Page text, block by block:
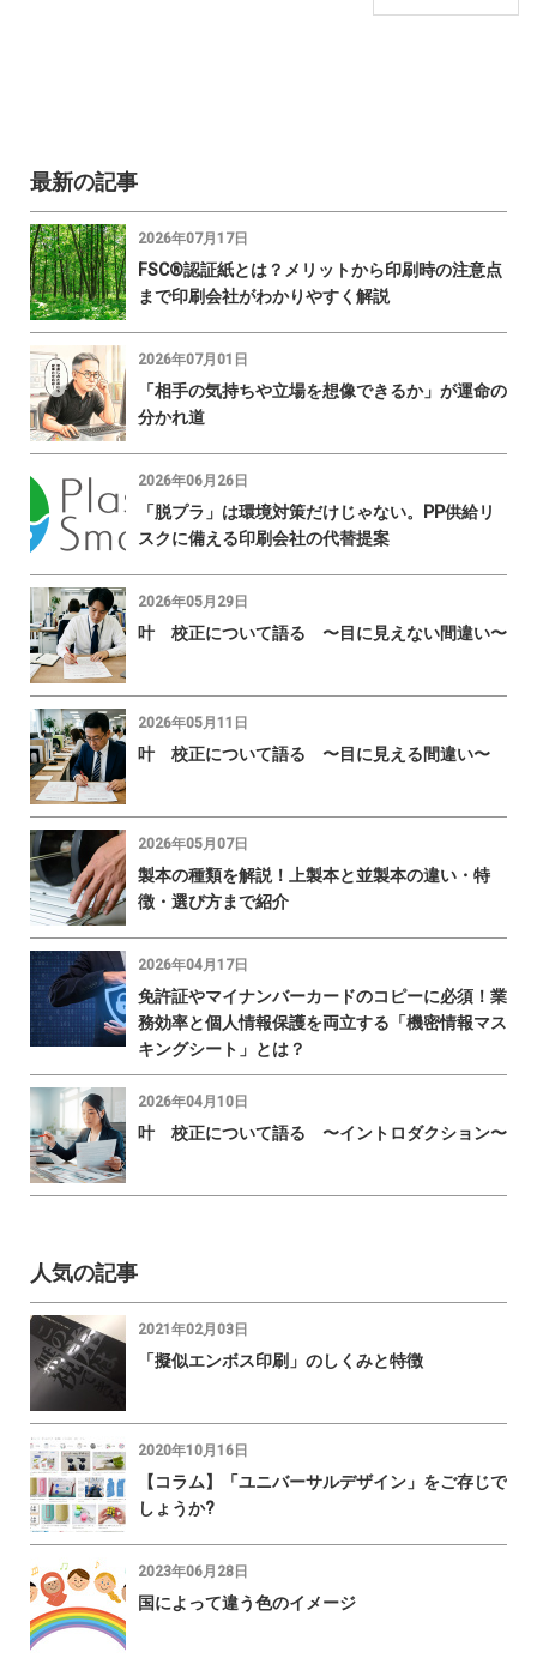
最新の記事
2026年07月17日
FSC®認証紙とは？メリットから印刷時の注意点
まで印刷会社がわかりやすく解説
2026年07月01日
「相手の気持ちや立場を想像できるか」が運命の
分かれ道
2026年06月26日
「脱プラ」は環境対策だけじゃない。PP供給リ
スクに備える印刷会社の代替提案
2026年05月29日
叶 校正について語る 〜目に見えない間違い〜
2026年05月11日
叶 校正について語る 〜目に見える間違い〜
2026年05月07日
製本の種類を解説！上製本と並製本の違い・特
徴・選び方まで紹介
2026年04月17日
免許証やマイナンバーカードのコピーに必須！業
務効率と個人情報保護を両立する「機密情報マス
キングシート」とは？
2026年04月10日
叶 校正について語る 〜イントロダクション〜
人気の記事
2021年02月03日
「擬似エンボス印刷」のしくみと特徴
2020年10月16日
【コラム】「ユニバーサルデザイン」をご存じで
しょうか?
2023年06月28日
国によって違う色のイメージ